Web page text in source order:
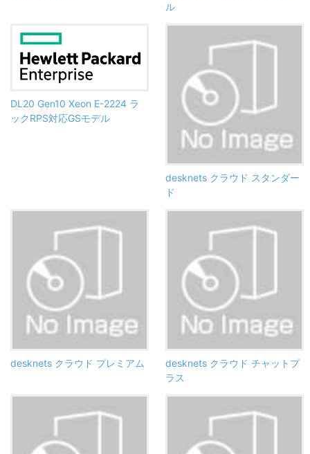
ル
DL20 Gen10 Xeon E-2224 ラ
ックRPS対応GSモデル
desknets クラウド スタンダー
ド
desknets クラウド プレミアム
desknets クラウド チャットプ
ラス